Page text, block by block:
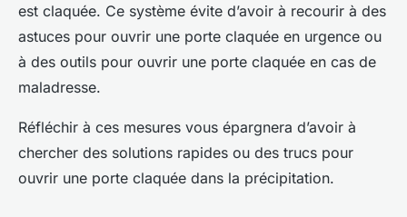
est claquée. Ce système évite d’avoir à recourir à des
astuces pour ouvrir une porte claquée en urgence ou
à des outils pour ouvrir une porte claquée en cas de
maladresse.
Réfléchir à ces mesures vous épargnera d’avoir à
chercher des solutions rapides ou des trucs pour
ouvrir une porte claquée dans la précipitation.